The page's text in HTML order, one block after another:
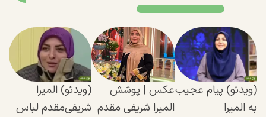
(ویدئو) پیام عجیب
به المیرا
عکس | پوشش
المیرا شریفی مقدم
(ویدئو) المیرا
شریفی‌مقدم لباس